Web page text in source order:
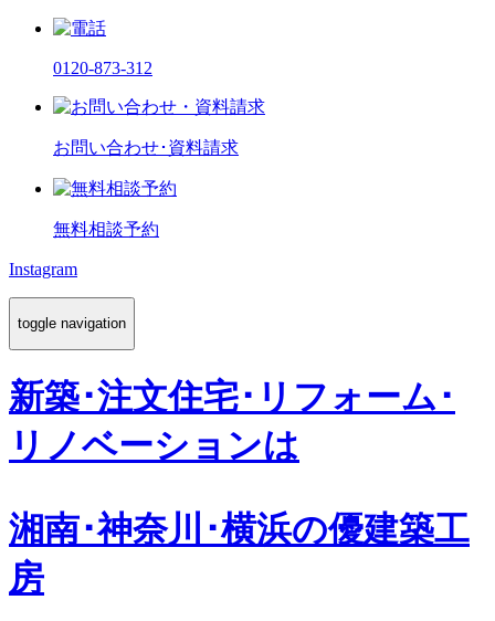
0120-873-312
お問い合わせ･資料請求
無料相談予約
Instagram
toggle navigation
新築･注文住宅･リフォーム･
リノベーションは
湘南･神奈川･横浜の優建築工
房